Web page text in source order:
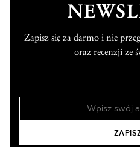
Zapisz się za darmo i nie
oraz recenzji ze